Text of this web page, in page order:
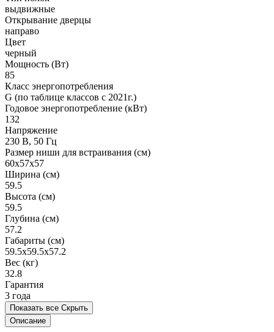
выдвижные
Открывание дверцы
направо
Цвет
черный
Мощность (Вт)
85
Класс энергопотребления
G (по таблице классов c 2021г.)
Годовое энергопотребление (кВт)
132
Напряжение
230 В, 50 Гц
Размер ниши для встраивания (см)
60x57x57
Ширина (см)
59.5
Высота (см)
59.5
Глубина (см)
57.2
Габариты (см)
59.5x59.5x57.2
Вес (кг)
32.8
Гарантия
3 года
Показать все Скрыть
Описание